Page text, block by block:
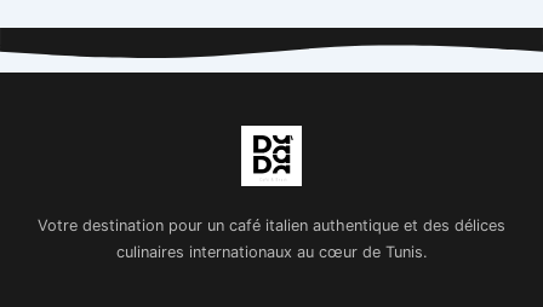
Votre destination pour un café italien authentique et des délices
culinaires internationaux au cœur de Tunis.